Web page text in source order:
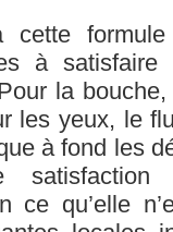
cette
à
la
les yeux, le
à fond les
ce qu’elle